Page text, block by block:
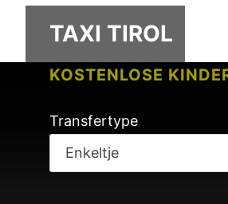
KOSTENLOSE
KEINE GEBÜHREN
TAXI TIROL
Transfertype